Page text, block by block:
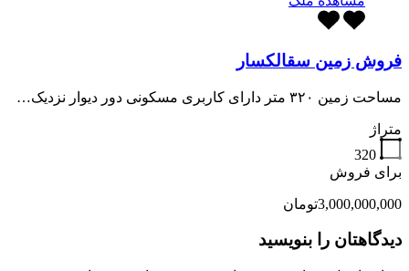
فروش زمین سقالکسار
مساحت زمین ۳۲۰ متر دارای کاربری مسکونی دور دیوار نزدیک…
متراژ
320
برای فروش
3,000,000,000تومان
دیدگاهتان را بنویسید